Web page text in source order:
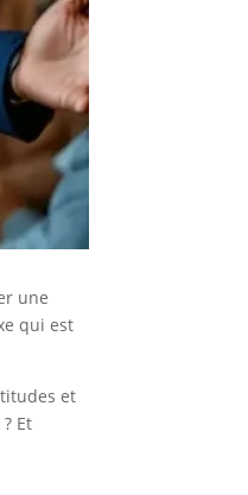
une
qui est
et
Et